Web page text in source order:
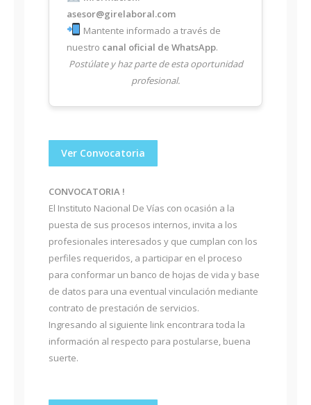
asesor@girelaboral.com
Mantente informado a través de
nuestro canal oficial de WhatsApp.
Postúlate y haz parte de esta oportunidad
profesional.
Ver Convocatoria
CONVOCATORIA !
El Instituto Nacional De Vías con ocasión a la
puesta de sus procesos internos, invita a los
profesionales interesados y que cumplan con los
perfiles requeridos, a participar en el proceso
para conformar un banco de hojas de vida y base
de datos para una eventual vinculación mediante
contrato de prestación de servicios.
Ingresando al siguiente link encontrara toda la
información al respecto para postularse, buena
suerte.